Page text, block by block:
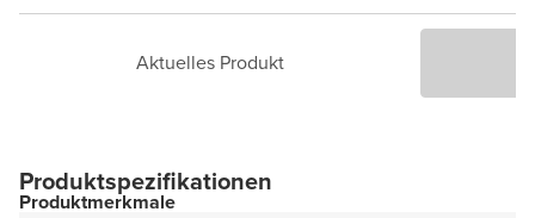
Aktuelles Produkt
Produktspezifikationen
Produktmerkmale